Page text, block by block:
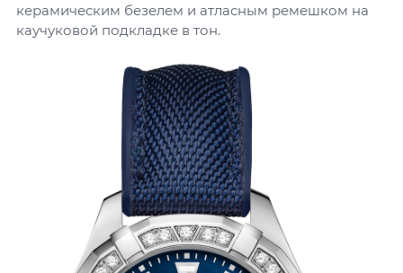
керамическим безелем и атласным ремешком на
каучуковой подкладке в тон.